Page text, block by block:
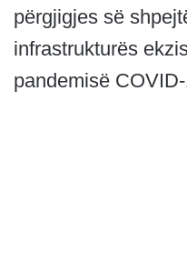
përgjigjes së
infrastrukturës
pandemisë